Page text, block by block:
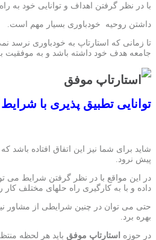
با در نظر گرفتن اهداف و توانایی خود به راه
داشتن روحیه خودباوری بسیار مهم است.
تا زمانی که استارتاپ به خودباوری نرسد
جامعه هدف خود داشته باشد و به موفقیت
توانایی تطبیق پذیری با
شاید برای شما نیز این اتفاق افتاده باشد
پیش نرود.
در این مواقع با در نظر گرفتن شرایط می
داده و با به کارگیری راه حلهای مختلف کار
حتی می توان در چنین شرایطی از مشاور
بهره برد.
در حوزه استارتاپ موفق باید هر لحظه